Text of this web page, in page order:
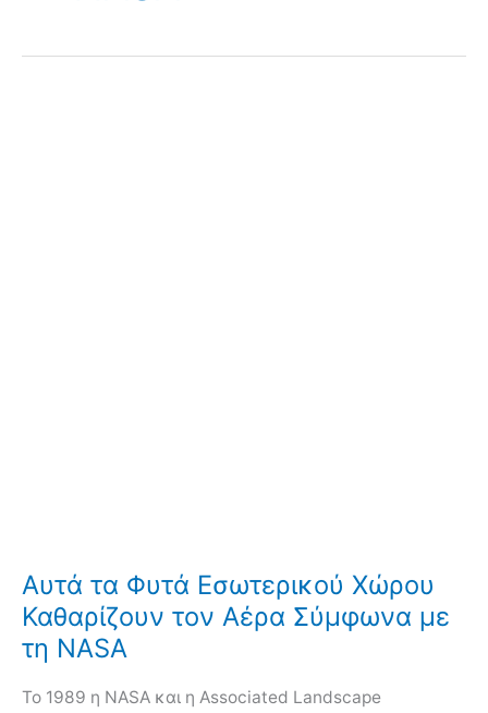
Αυτά τα Φυτά Εσωτερικού Χώρου
Καθαρίζουν τον Αέρα Σύμφωνα με
τη NASA
Το 1989 η NASA και η Associated Landscape